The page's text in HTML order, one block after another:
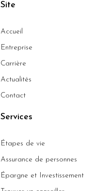
Site
Accueil
Entreprise
Carrière
Actualités
Contact
Services
Étapes de vie
Assurance de personnes
Épargne et Investissement